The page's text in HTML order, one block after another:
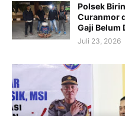
Polsek
Curanmor
Gaji Belum
Juli 23, 2026